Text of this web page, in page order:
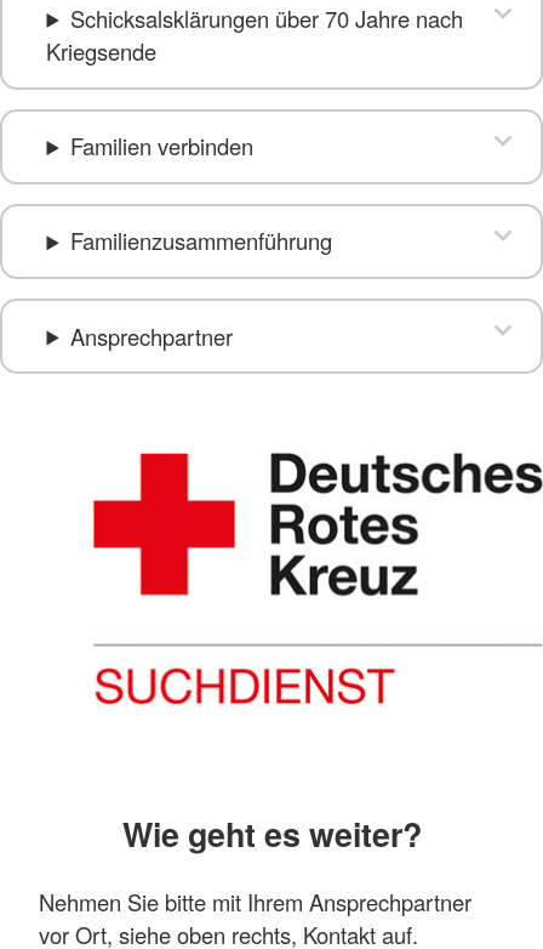
Schicksalsklärungen über 70 Jahre nach
Kriegsende
Familien verbinden
Familienzusammenführung
Ansprechpartner
Wie geht es weiter?
Nehmen Sie bitte mit Ihrem Ansprechpartner
vor Ort, siehe oben rechts, Kontakt auf.